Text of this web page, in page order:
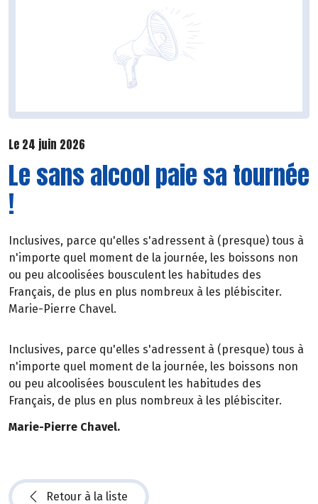
Le 24 juin 2026
Le sans alcool paie sa tournée
!
Inclusives, parce qu'elles s'adressent à (presque) tous à
n'importe quel moment de la journée, les boissons non
ou peu alcoolisées bousculent les habitudes des
Français, de plus en plus nombreux à les plébisciter.
Marie-Pierre Chavel.
Inclusives, parce qu'elles s'adressent à (presque) tous à
n'importe quel moment de la journée, les boissons non
ou peu alcoolisées bousculent les habitudes des
Français, de plus en plus nombreux à les plébisciter.
Marie-Pierre Chavel.
Retour à la liste